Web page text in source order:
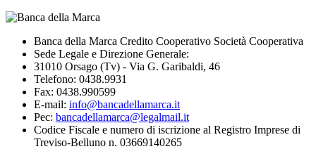
Banca della Marca Credito Cooperativo Società Cooperativa
Sede Legale e Direzione Generale:
31010 Orsago (Tv) - Via G. Garibaldi, 46
Telefono: 0438.9931
Fax: 0438.990599
E-mail: info@bancadellamarca.it
Pec: bancadellamarca@legalmail.it
Codice Fiscale e numero di iscrizione al Registro Imprese di
Treviso-Belluno n. 03669140265